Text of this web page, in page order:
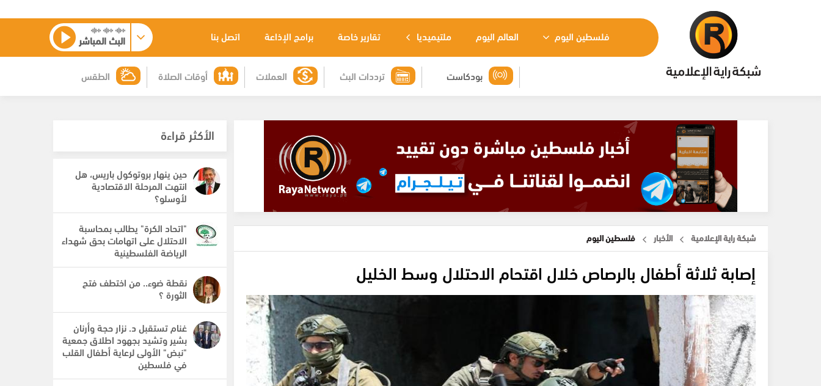
فلسطين اليوم العالم اليوم ملتيميديا تقارير خاصة برامج الإذاعة اتصل بنا البث المباشر
الطقس أوقات الصلاة العملات ترددات البث بودكاست
شبكة راية الإعلامية الأخبار فلسطين اليوم
إصابة ثلاثة أطفال بالرصاص خلال اقتحام الاحتلال وسط الخليل
الأكثر قراءة
حين ينهار بروتوكول باريس، هل
انتهت المرحلة الاقتصادية
لأوسلو؟
"اتحاد الكرة" يطالب بمحاسبة
الاحتلال على اتهامات بحق شهداء
الرياضة الفلسطينية
نقطة ضوء.. من اختطف فتح
الثورة ؟
غنام تستقبل د. نزار حجة وأرنان
بشير وتشيد بجهود اطلاق جمعية
"نبض" الأولى لرعاية أطفال القلب
في فلسطين